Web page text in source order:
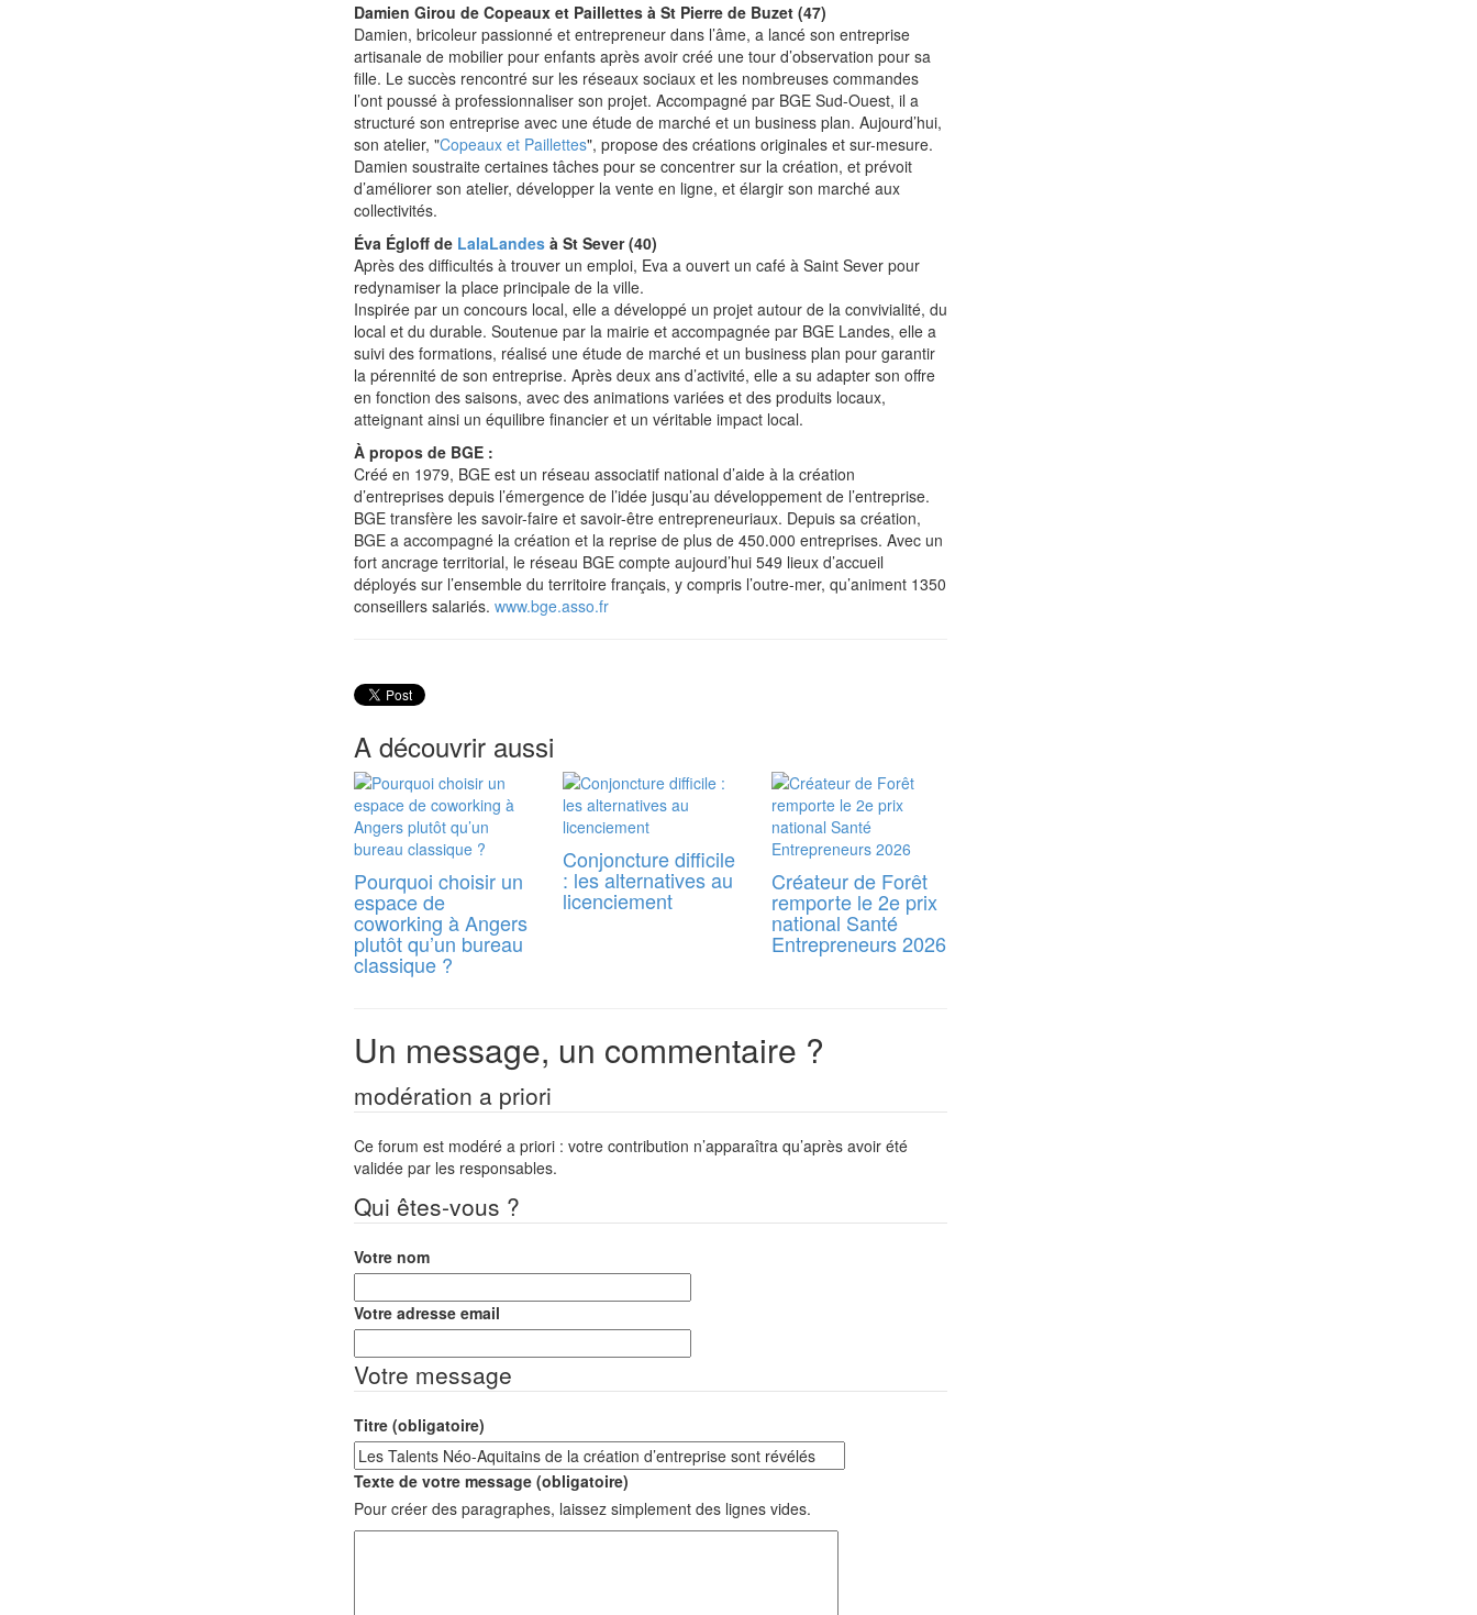
Damien Girou de Copeaux et Paillettes à St Pierre de Buzet (47)
Damien, bricoleur passionné et entrepreneur dans l’âme, a lancé son entreprise
artisanale de mobilier pour enfants après avoir créé une tour d’observation pour sa
fille. Le succès rencontré sur les réseaux sociaux et les nombreuses commandes
l’ont poussé à professionnaliser son projet. Accompagné par BGE Sud-Ouest, il a
structuré son entreprise avec une étude de marché et un business plan. Aujourd’hui,
son atelier, "Copeaux et Paillettes", propose des créations originales et sur-mesure.
Damien soustraite certaines tâches pour se concentrer sur la création, et prévoit
d’améliorer son atelier, développer la vente en ligne, et élargir son marché aux
collectivités.
Éva Égloff de LalaLandes à St Sever (40)
Après des difficultés à trouver un emploi, Eva a ouvert un café à Saint Sever pour
redynamiser la place principale de la ville.
Inspirée par un concours local, elle a développé un projet autour de la convivialité, du
local et du durable. Soutenue par la mairie et accompagnée par BGE Landes, elle a
suivi des formations, réalisé une étude de marché et un business plan pour garantir
la pérennité de son entreprise. Après deux ans d’activité, elle a su adapter son offre
en fonction des saisons, avec des animations variées et des produits locaux,
atteignant ainsi un équilibre financier et un véritable impact local.
À propos de BGE :
Créé en 1979, BGE est un réseau associatif national d’aide à la création
d’entreprises depuis l’émergence de l’idée jusqu’au développement de l’entreprise.
BGE transfère les savoir-faire et savoir-être entrepreneuriaux. Depuis sa création,
BGE a accompagné la création et la reprise de plus de 450.000 entreprises. Avec un
fort ancrage territorial, le réseau BGE compte aujourd’hui 549 lieux d’accueil
déployés sur l’ensemble du territoire français, y compris l’outre-mer, qu’animent 1350
conseillers salariés. www.bge.asso.fr
A découvrir aussi
Pourquoi choisir un
espace de
coworking à Angers
plutôt qu’un bureau
classique ?
Conjoncture difficile
: les alternatives au
licenciement
Créateur de Forêt
remporte le 2e prix
national Santé
Entrepreneurs 2026
Un message, un commentaire ?
modération a priori
Ce forum est modéré a priori : votre contribution n’apparaîtra qu’après avoir été
validée par les responsables.
Qui êtes-vous ?
Votre nom
Votre adresse email
Votre message
Titre (obligatoire)
Texte de votre message (obligatoire)
Pour créer des paragraphes, laissez simplement des lignes vides.